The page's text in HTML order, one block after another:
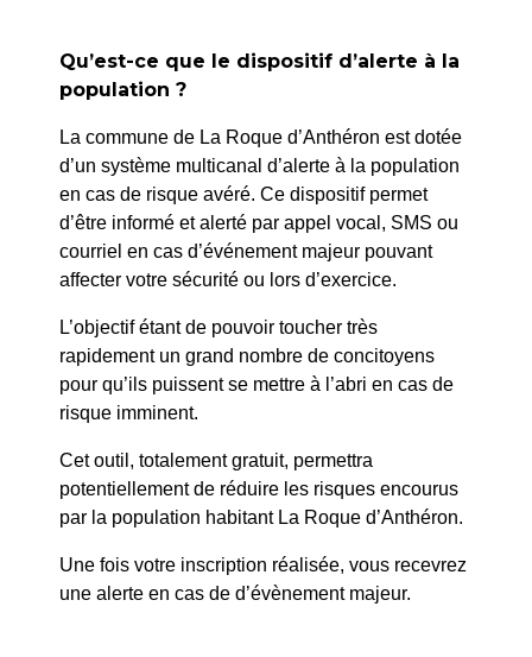
Samedi 8 novembre
11hu15 féminines vs
Mistral 04
13hU17 féminines vs
gap-Champsaur
Gymnase
8 novembre
Qu’est-ce que le dispositif d’alerte à la
population ?
La commune de La Roque d’Anthéron est dotée
d’un système multicanal d’alerte à la population
en cas de risque avéré. Ce dispositif permet
d’être informé et alerté par appel vocal, SMS ou
courriel en cas d’événement majeur pouvant
affecter votre sécurité ou lors d’exercice.
L’objectif étant de pouvoir toucher très
rapidement un grand nombre de concitoyens
pour qu’ils puissent se mettre à l’abri en cas de
risque imminent.
Cet outil, totalement gratuit, permettra
potentiellement de réduire les risques encourus
par la population habitant La Roque d’Anthéron.
Une fois votre inscription réalisée, vous recevrez
une alerte en cas de d’évènement majeur.